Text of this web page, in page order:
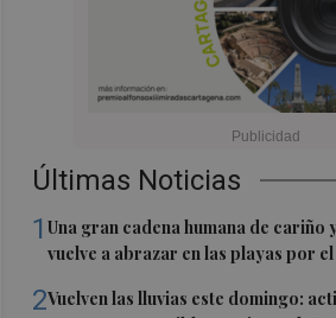
Últimas Noticias
1Una gran cadena humana de cariño
vuelve a abrazar en las playas por
2Vuelven las lluvias este domingo: